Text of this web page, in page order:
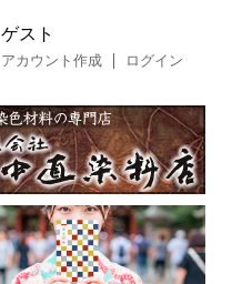
ゲスト
アカウント作成 ログイン